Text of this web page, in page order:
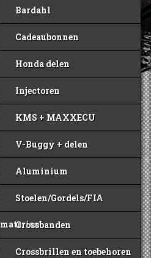
Bardahl
Cadeaubonnen
Honda delen
Injectoren
KMS + MAXXECU
V-Buggy + delen
Aluminium
Stoelen/Gordels/FIA
materiaal
Crossbanden
Crossbrillen en toebehoren